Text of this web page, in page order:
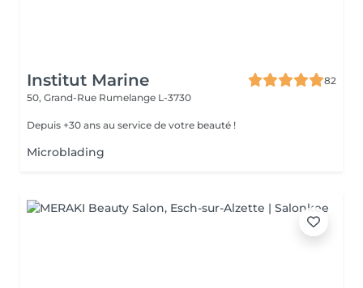
Institut Marine
82
50, Grand-Rue Rumelange L-3730
Depuis +30 ans au service de votre beauté !
Microblading